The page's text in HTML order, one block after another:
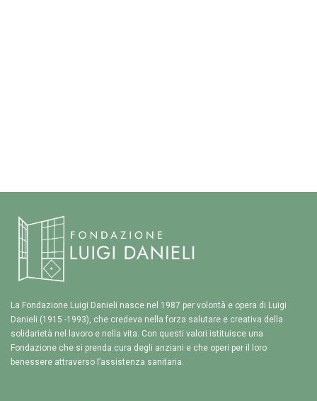
La Fondazione Luigi Danieli nasce nel 1987 per volontà e opera di Luigi
Danieli (1915 -1993), che credeva nella forza salutare e creativa della
solidarietà nel lavoro e nella vita. Con questi valori istituisce una
Fondazione che si prenda cura degli anziani e che operi per il loro
benessere attraverso l’assistenza sanitaria.